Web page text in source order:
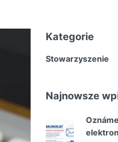
Kategorie
Stowarzyszenie
Najnowsze